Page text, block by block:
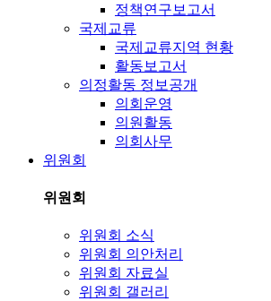
정책연구보고서
국제교류
국제교류지역 현황
활동보고서
의정활동 정보공개
의회운영
의원활동
의회사무
위원회
위원회
위원회 소식
위원회 의안처리
위원회 자료실
위원회 갤러리